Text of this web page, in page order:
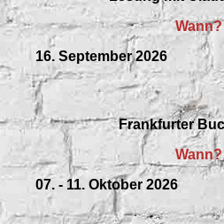
Wann?
16. September 2026
Frankfurter
Wann?
07. - 11. Oktober 2026